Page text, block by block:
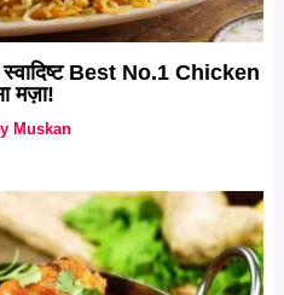
Best No.1 Chicken
मज़ा!
Muskan